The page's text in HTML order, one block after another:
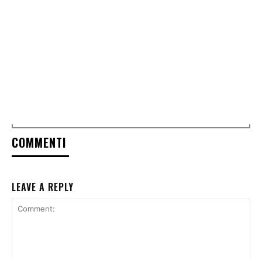
COMMENTI
LEAVE A REPLY